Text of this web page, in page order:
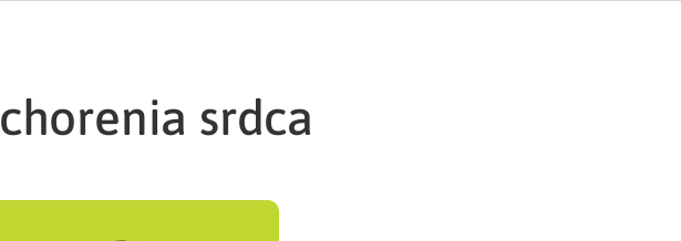
Zmena zdravotnej poisťovne
ochorenia srdca